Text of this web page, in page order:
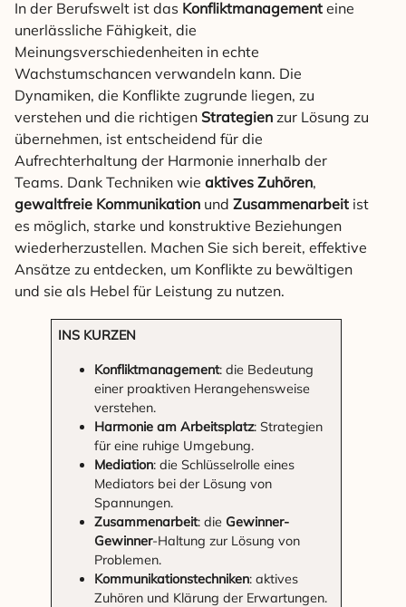
In der Berufswelt ist das Konfliktmanagement eine
unerlässliche Fähigkeit, die
Meinungsverschiedenheiten in echte
Wachstumschancen verwandeln kann. Die
Dynamiken, die Konflikte zugrunde liegen, zu
verstehen und die richtigen Strategien zur Lösung zu
übernehmen, ist entscheidend für die
Aufrechterhaltung der Harmonie innerhalb der
Teams. Dank Techniken wie aktives Zuhören,
gewaltfreie Kommunikation und Zusammenarbeit ist
es möglich, starke und konstruktive Beziehungen
wiederherzustellen. Machen Sie sich bereit, effektive
Ansätze zu entdecken, um Konflikte zu bewältigen
und sie als Hebel für Leistung zu nutzen.
INS KURZEN
Konfliktmanagement: die Bedeutung
einer proaktiven Herangehensweise
verstehen.
Harmonie am Arbeitsplatz: Strategien
für eine ruhige Umgebung.
Mediation: die Schlüsselrolle eines
Mediators bei der Lösung von
Spannungen.
Zusammenarbeit: die Gewinner-
Gewinner-Haltung zur Lösung von
Problemen.
Kommunikationstechniken: aktives
Zuhören und Klärung der Erwartungen.